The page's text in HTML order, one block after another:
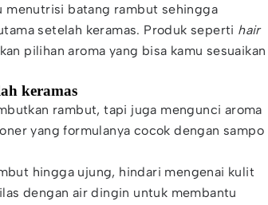
menutrisi batang rambut sehingga
setelah keramas. Produk seperti hair
pilihan aroma yang bisa kamu sesuaikan
keramas
rambut, tapi juga mengunci aroma
yang formulanya cocok dengan sampo
hingga ujung, hindari mengenai kulit
dengan air dingin untuk membantu